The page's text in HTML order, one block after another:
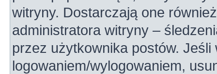
witryny. Dostarczają one
administratora witryny –
przez użytkownika postów.
logowaniem/wylogowaniem,